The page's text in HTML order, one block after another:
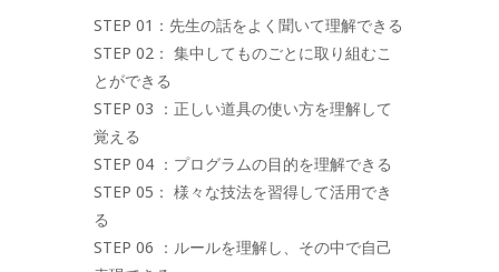
STEP 01：先生の話をよく聞いて理解できる
STEP 02： 集中してものごとに取り組むこ
とができる
STEP 03 ：正しい道具の使い方を理解して
覚える
STEP 04 ：プログラムの目的を理解できる
STEP 05： 様々な技法を習得して活用でき
る
STEP 06 ：ルールを理解し、その中で自己